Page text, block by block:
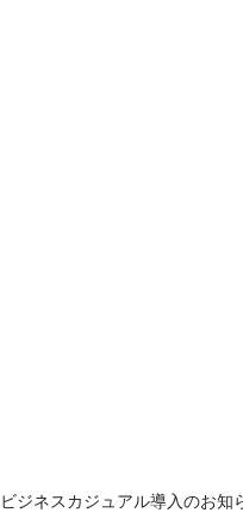
ビジネスカジュアル導入のお知